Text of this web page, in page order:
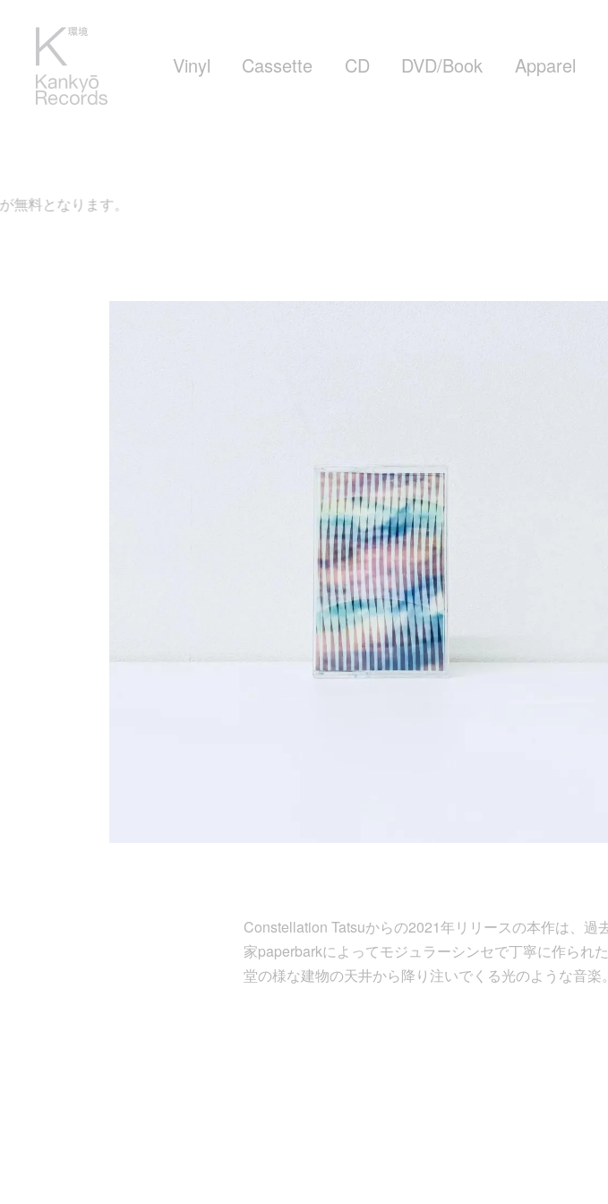
Vinyl Cassette CD DVD/Book Apparel
す。
Constellation Tatsuからの2021年リリースの本作は、
家paperbarkによってモジュラーシンセで丁寧に作られ
堂の様な建物の天井から降り注いでくる光のような音楽